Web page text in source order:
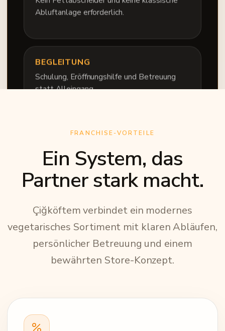
Abluftanlage erforderlich.
BEGLEITUNG
Schulung, Eröffnungshilfe und Betreuung
statt Alleingang.
FRANCHISE-VORTEILE
Ein System, das
Partner stark macht.
Çiğköftem verbindet ein modernes
vegetarisches Sortiment mit klaren Abläufen,
persönlicher Betreuung und einem
bewährten Store-Konzept.